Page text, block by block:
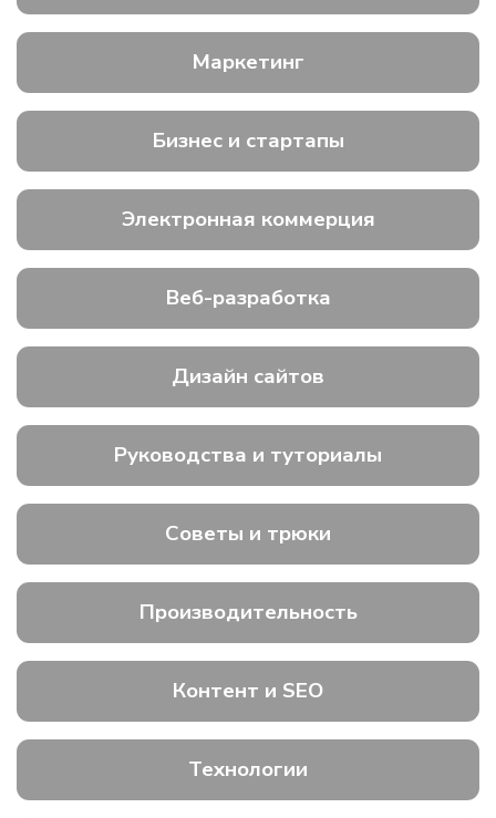
Маркетинг
Бизнес и стартапы
Электронная коммерция
Веб-разработка
Дизайн сайтов
Руководства и туториалы
Советы и трюки
Производительность
Контент и SEO
Технологии